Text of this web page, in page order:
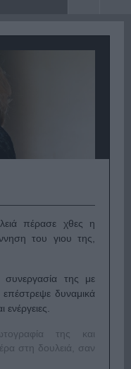
πέρασε χθες η
του γιου της,
της με
επέστρεψε δυναμικά
ενέργειες.
της και
στη δουλειά, σαν